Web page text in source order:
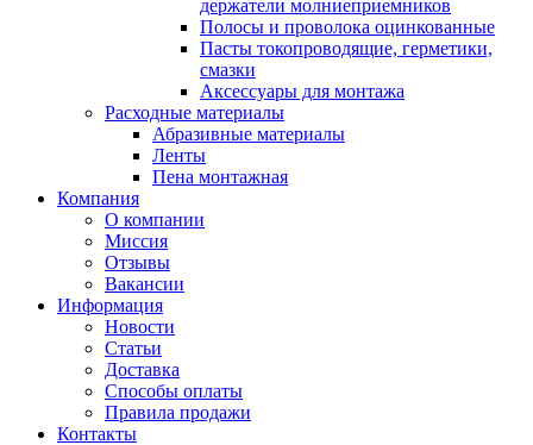
держатели молниеприемников
Полосы и проволока оцинкованные
Пасты токопроводящие, герметики,
смазки
Аксессуары для монтажа
Расходные материалы
Абразивные материалы
Ленты
Пена монтажная
Компания
О компании
Миссия
Отзывы
Вакансии
Информация
Новости
Статьи
Доставка
Способы оплаты
Правила продажи
Контакты